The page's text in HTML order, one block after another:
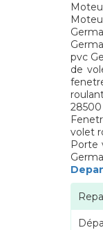
pvc
de
volet
Porte